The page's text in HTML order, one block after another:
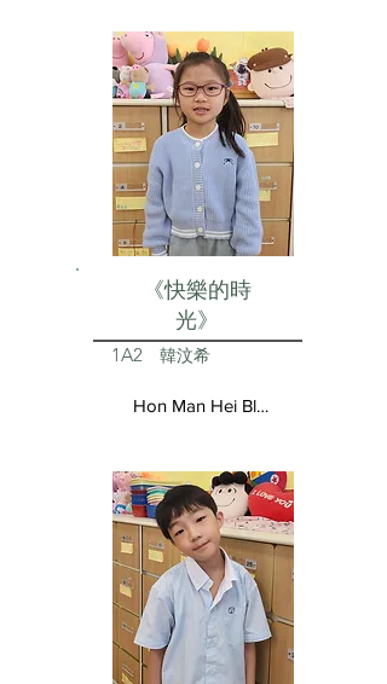
《快樂的時
光》
1A2 韓汶希
Hon Man Hei Blair